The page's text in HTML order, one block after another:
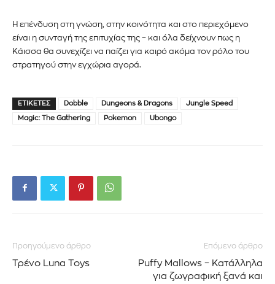
Η επένδυση στη γνώση, στην κοινότητα και στο περιεχόμενο
είναι η συνταγή της επιτυχίας της – και όλα δείχνουν πως η
Κάισσα θα συνεχίζει να παίζει για καιρό ακόμα τον ρόλο του
στρατηγού στην εγχώρια αγορά.
ΕΤΙΚΈΤΕΣ Dobble Dungeons & Dragons Jungle Speed
Magic: The Gathering Pokemon Ubongo
Προηγούμενο άρθρο
Τρένο Luna Toys
Επόμενο άρθρο
Puffy Mallows – Κατάλληλα
για ζωγραφική ξανά και